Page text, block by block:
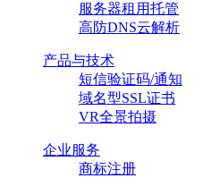
服务器租用托管
高防DNS云解析
产品与技术
短信验证码/通知
域名型SSL证书
VR全景拍摄
企业服务
商标注册